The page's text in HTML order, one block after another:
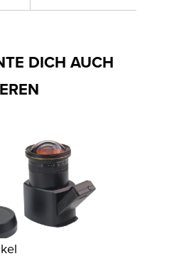
DICH AUCH